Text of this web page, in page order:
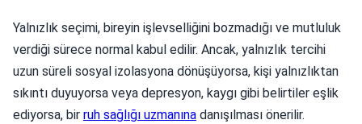
Yalnızlık seçimi, bireyin işlevselliğini bozmadığı ve mutluluk
verdiği sürece normal kabul edilir. Ancak, yalnızlık tercihi
uzun süreli sosyal izolasyona dönüşüyorsa, kişi yalnızlıktan
sıkıntı duyuyorsa veya depresyon, kaygı gibi belirtiler eşlik
ediyorsa, bir ruh sağlığı uzmanına danışılması önerilir.